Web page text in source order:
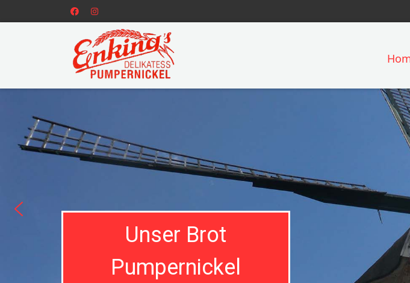
Unser Brot
Pumpernickel